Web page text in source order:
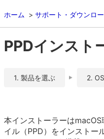
ホーム サポート・ダウンロ
PPDインスト
1. 製品を選ぶ 2.
本インストーラーは
イル（PPD）をインストー